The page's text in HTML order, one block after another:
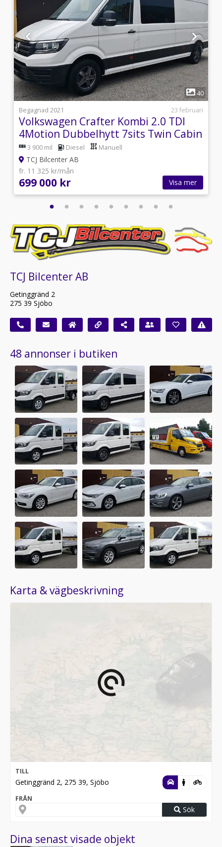
1
40
Begagnad 2021
23 februari
Volkswagen Crafter Kombi 2.0 TDI
4Motion Dubbelhytt 7sits Twin Cabin
XXL3 900 mil Diesel Manuell
TCJ Bilcenter AB
fr. 11 325 kr/mån
699 000 kr Visa mer
TCJ Bilcenter AB
Getinggränd 2
275 39 Sjöbo
48 annonser i butiken
Karta & vägbeskrivning
TILL
Getinggränd 2, 275 39, Sjöbo
FRÅN
Sök
Dina senast visade objekt